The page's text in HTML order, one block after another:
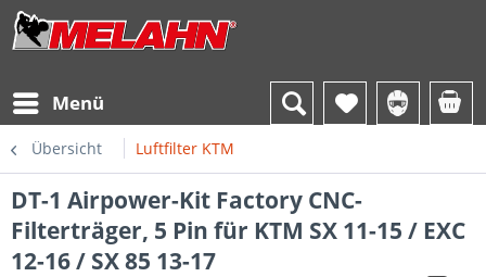
Menü
Übersicht Luftfilter KTM
DT-1 Airpower-Kit Factory CNC-
Filterträger, 5 Pin für KTM SX 11-15 / EXC
12-16 / SX 85 13-17